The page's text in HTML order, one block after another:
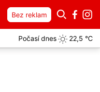
Bez reklam
Počasí dnes 22,5 °C